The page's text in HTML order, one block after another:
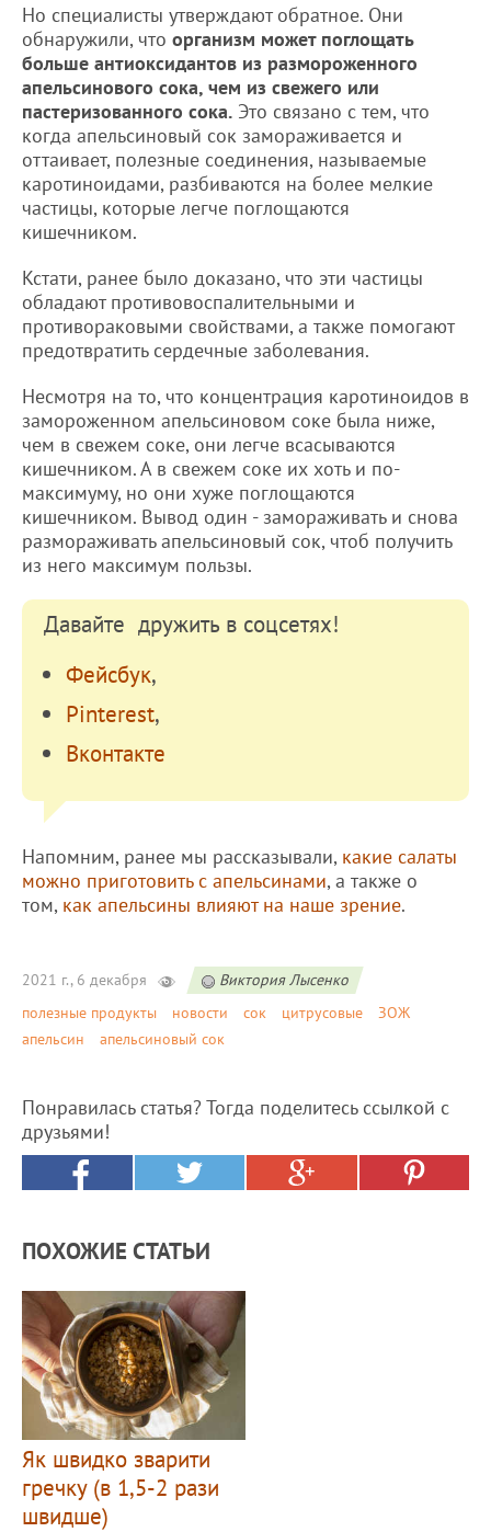
Но специалисты утверждают обратное. Они
обнаружили, что организм может поглощать
больше антиоксидантов из размороженного
апельсинового сока, чем из свежего или
пастеризованного сока. Это связано с тем, что
когда апельсиновый сок замораживается и
оттаивает, полезные соединения, называемые
каротиноидами, разбиваются на более мелкие
частицы, которые легче поглощаются
кишечником.
Кстати, ранее было доказано, что эти частицы
обладают противовоспалительными и
противораковыми свойствами, а также помогают
предотвратить сердечные заболевания.
Несмотря на то, что концентрация каротиноидов в
замороженном апельсиновом соке была ниже,
чем в свежем соке, они легче всасываются
кишечником. А в свежем соке их хоть и по-
максимуму, но они хуже поглощаются
кишечником. Вывод один - замораживать и снова
размораживать апельсиновый сок, чтоб получить
из него максимум пользы.
Давайте дружить в соцсетях!
Фейсбук,
Pinterest,
Вконтакте
Напомним, ранее мы рассказывали, какие салаты
можно приготовить с апельсинами, а также о
том, как апельсины влияют на наше зрение.
2021 г., 6 декабря
Виктория Лысенко
полезные продукты
новости сок цитрусовые
ЗОЖ
апельсин
апельсиновый сок
Понравилась статья? Тогда поделитесь ссылкой с
друзьями!
ПОХОЖИЕ СТАТЬИ
Як швидко зварити
гречку (в 1,5-2 рази
швидше)